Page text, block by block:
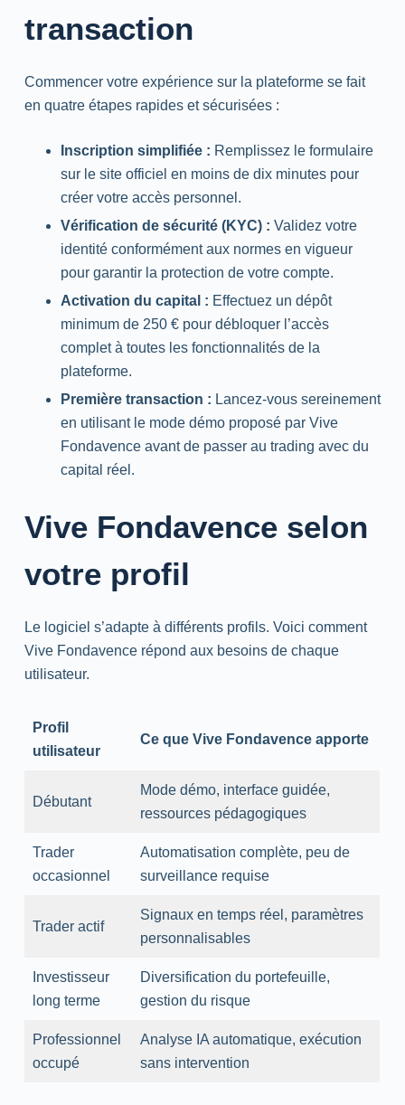
transaction
Commencer votre expérience sur la plateforme se fait
en quatre étapes rapides et sécurisées :
Inscription simplifiée : Remplissez le formulaire
sur le site officiel en moins de dix minutes pour
créer votre accès personnel.
Vérification de sécurité (KYC) : Validez votre
identité conformément aux normes en vigueur
pour garantir la protection de votre compte.
Activation du capital : Effectuez un dépôt
minimum de 250 € pour débloquer l’accès
complet à toutes les fonctionnalités de la
plateforme.
Première transaction : Lancez-vous sereinement
en utilisant le mode démo proposé par Vive
Fondavence avant de passer au trading avec du
capital réel.
Vive Fondavence selon
votre profil
Le logiciel s’adapte à différents profils. Voici comment
Vive Fondavence répond aux besoins de chaque
utilisateur.
Profil
utilisateur
Ce que Vive Fondavence apporte
Débutant
Mode démo, interface guidée,
ressources pédagogiques
Trader
occasionnel
Automatisation complète, peu de
surveillance requise
Trader actif
Signaux en temps réel, paramètres
personnalisables
Investisseur
long terme
Diversification du portefeuille,
gestion du risque
Professionnel
occupé
Analyse IA automatique, exécution
sans intervention